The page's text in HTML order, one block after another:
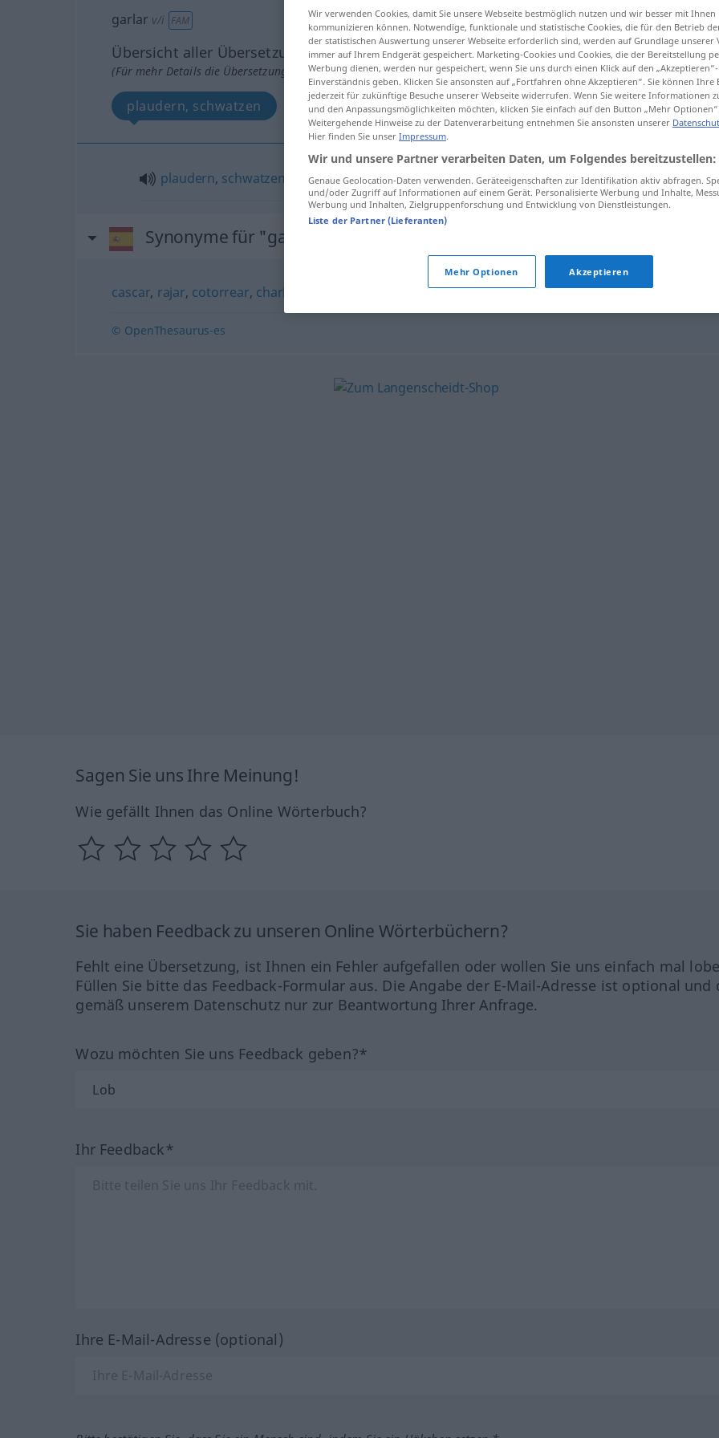
garlar v/i FAM
Übersicht aller Übersetzungen
(Für mehr Details die Übersetzung anklicken/antippen)
plaudern, schwatzen
plaudern, schwatzen garlar
Synonyme für "garlar"
cascar, rajar, cotorrear, charlatanear
© OpenThesaurus-es
Sagen Sie uns Ihre Meinung!
Wie gefällt Ihnen das Online Wörterbuch?
Sie haben Feedback zu unseren Online Wörterbüchern?
Fehlt eine Übersetzung, ist Ihnen ein Fehler aufgefallen oder wollen Sie uns einfach mal
Füllen Sie bitte das Feedback-Formular aus. Die Angabe der E-Mail-Adresse ist optional und
gemäß unserem Datenschutz nur zur Beantwortung Ihrer Anfrage.
Wozu möchten Sie uns Feedback geben?*
Ihr Feedback*
Ihre E-Mail-Adresse (optional)
Wir verwenden Cookies, damit Sie unsere Webseite bestmöglich nutzen und wir besser mit Ihnen
kommunizieren können. Notwendige, funktionale und statistische Cookies, die für den Betrieb
der statistischen Auswertung unserer Webseite erforderlich sind, werden auf Grundlage unserer
immer auf Ihrem Endgerät gespeichert. Marketing-Cookies und Cookies, die der Bereitstellung
Werbung dienen, werden nur gespeichert, wenn Sie uns durch einen Klick auf den
Einverständnis geben. Klicken Sie ansonsten auf „Fortfahren ohne Akzeptieren“. Sie können Ihre
jederzeit für zukünftige Besuche unserer Webseite widerrufen. Wenn Sie weitere Informationen
und den Anpassungsmöglichkeiten möchten, klicken Sie einfach auf den Button „Mehr Optionen“.
Weitergehende Hinweise zu der Datenverarbeitung entnehmen Sie ansonsten unserer
Hier finden Sie unser Impressum.
Wir und unsere Partner verarbeiten Daten, um Folgendes bereitzustellen:
Genaue Geolocation-Daten verwenden. Geräteeigenschaften zur Identifikation aktiv abfragen.
und/oder Zugriff auf Informationen auf einem Gerät. Personalisierte Werbung und Inhalte,
Werbung und Inhalten, Zielgruppenforschung und Entwicklung von Dienstleistungen.
Liste der Partner (Lieferanten)
Mehr Optionen Akzeptieren